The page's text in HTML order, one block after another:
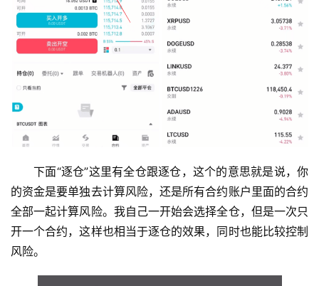
下面“逐仓”这里有全仓跟逐仓，这个的意思就是说，你
的资金是要单独去计算风险，还是所有合约账户里面的合约
全部一起计算风险。我自己一开始会选择全仓，但是一次只
开一个合约，这样也相当于逐仓的效果，同时也能比较控制
风险。